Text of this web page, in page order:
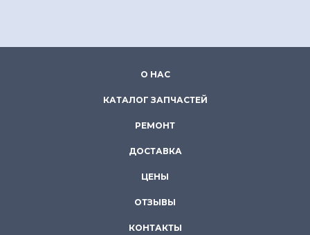
О НАС
КАТАЛОГ ЗАПЧАСТЕЙ
РЕМОНТ
ДОСТАВКА
ЦЕНЫ
ОТЗЫВЫ
КОНТАКТЫ